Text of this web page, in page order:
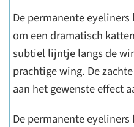
De permanente
om een ​​dramatisch
subtiel lijntje langs de
prachtige wing. De
aan het gewenste effect
De permanente